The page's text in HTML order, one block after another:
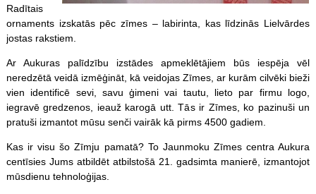
Radītais
ornaments izskatās pēc zīmes – labirinta, kas līdzinās Lielvārdes
jostas rakstiem.
Ar Aukuras palīdzību izstādes apmeklētājiem būs iespēja vēl
neredzētā veidā izmēģināt, kā veidojas Zīmes, ar kurām cilvēki bieži
vien identificē sevi, savu ģimeni vai tautu, lieto par firmu logo,
iegravē gredzenos, ieauž karogā utt. Tās ir Zīmes, ko pazinuši un
pratuši izmantot mūsu senči vairāk kā pirms 4500 gadiem.
Kas ir visu šo Zīmju pamatā? To Jaunmoku Zīmes centra Aukura
centīsies Jums atbildēt atbilstošā 21. gadsimta manierē, izmantojot
mūsdienu tehnoloģijas.